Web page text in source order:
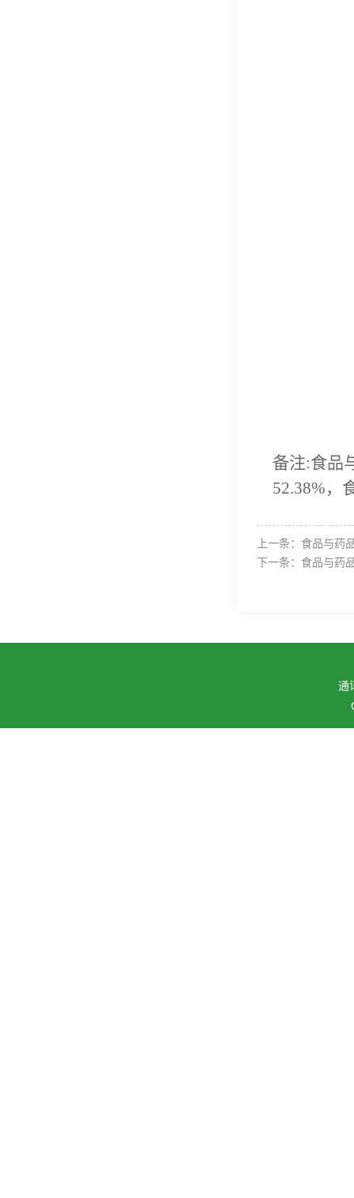
备注:食品
52.38%，
上一条： 食品与药
下一条： 食品与药
通